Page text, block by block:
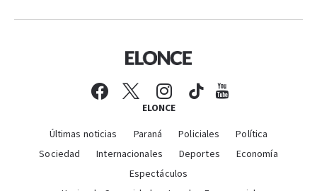
ELONCE
Últimas noticias Paraná Policiales
Política
Sociedad
Internacionales Deportes
Economía
Espectáculos